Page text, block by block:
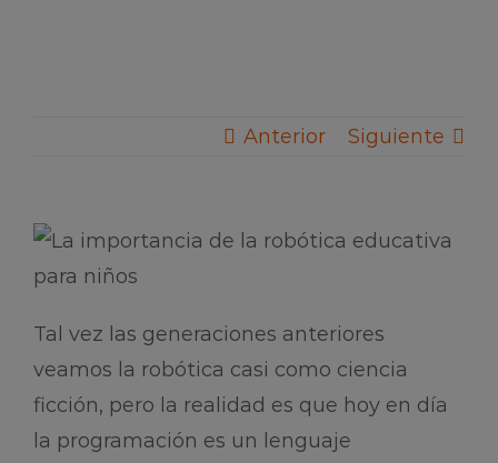
Anterior Siguiente
Tal vez las generaciones anteriores
veamos la robótica casi como ciencia
ficción, pero la realidad es que hoy en día
la programación es un lenguaje